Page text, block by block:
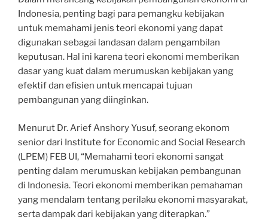
Indonesia, penting bagi para pemangku kebijakan
untuk memahami jenis teori ekonomi yang dapat
digunakan sebagai landasan dalam pengambilan
keputusan. Hal ini karena teori ekonomi memberikan
dasar yang kuat dalam merumuskan kebijakan yang
efektif dan efisien untuk mencapai tujuan
pembangunan yang diinginkan.
Menurut Dr. Arief Anshory Yusuf, seorang ekonom
senior dari Institute for Economic and Social Research
(LPEM) FEB UI, “Memahami teori ekonomi sangat
penting dalam merumuskan kebijakan pembangunan
di Indonesia. Teori ekonomi memberikan pemahaman
yang mendalam tentang perilaku ekonomi masyarakat,
serta dampak dari kebijakan yang diterapkan.”